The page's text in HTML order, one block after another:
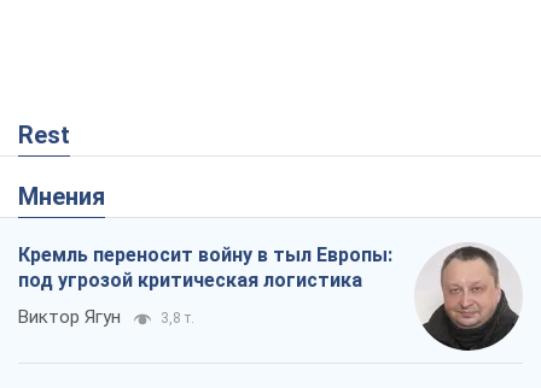
Rest
Мнения
Кремль переносит войну в тыл Европы:
под угрозой критическая логистика
Виктор Ягун 3,8 т.